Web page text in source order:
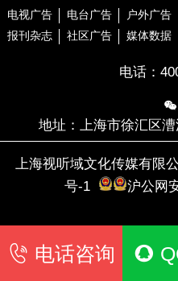
电视广告 电台广告 户外广告
报刊杂志
社区广告 媒体数据
电话：

地址：上海市徐汇区
上海视听域文化传媒有限
号-1
沪公网
 电话咨询 